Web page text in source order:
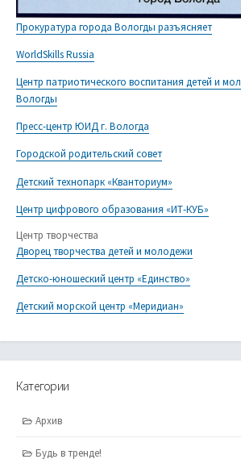
Прокуратура города Вологды разъясняет
WorldSkills Russia
Центр патриотического воспитания детей и
Вологды
Пресс-центр ЮИД г. Вологда
Городской родительский совет
Детский технопарк «Кванториум»
Центр цифрового образования «ИТ-КУБ»
Центр творчества
Дворец творчества детей и молодежи
Детско-юношеский центр «Единство»
Детский морской центр «Меридиан»
Категории
Архив
Будь в тренде!